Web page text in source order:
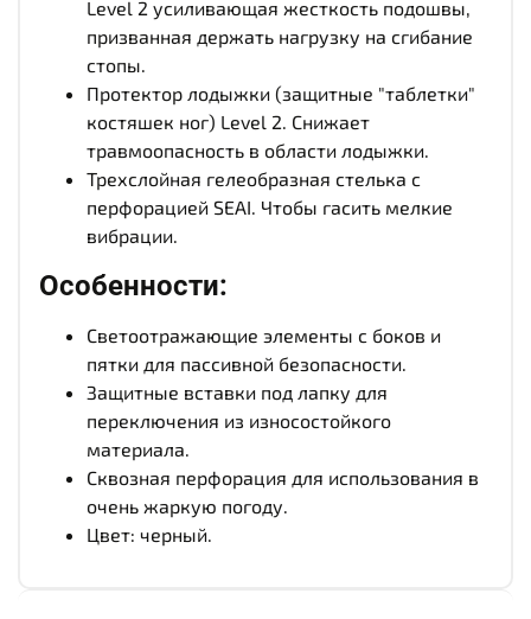
Level 2 усиливающая жесткость подошвы,
призванная держать нагрузку на сгибание
стопы.
Протектор лодыжки (защитные "таблетки"
костяшек ног) Level 2. Снижает
травмоопасность в области лодыжки.
Трехслойная гелеобразная стелька с
перфорацией SEAI. Чтобы гасить мелкие
вибрации.
Особенности:
Светоотражающие элементы с боков и
пятки для пассивной безопасности.
Защитные вставки под лапку для
переключения из износостойкого
материала.
Сквозная перфорация для использования в
очень жаркую погоду.
Цвет: черный.